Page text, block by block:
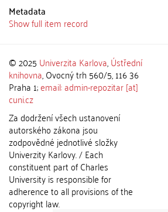
Metadata
Show full item record
© 2025 Univerzita Karlova,Ústřední
knihovna, Ovocný trh 560/5, 116 36
Praha 1;email: admin-repozitar [at]
cuni.cz
Za dodržení všech ustanovení
autorského zákona jsou
zodpovědné jednotlivé složky
Univerzity Karlovy. / Each
constituent part of Charles
University is responsible for
adherence to all provisions of the
copyright law.